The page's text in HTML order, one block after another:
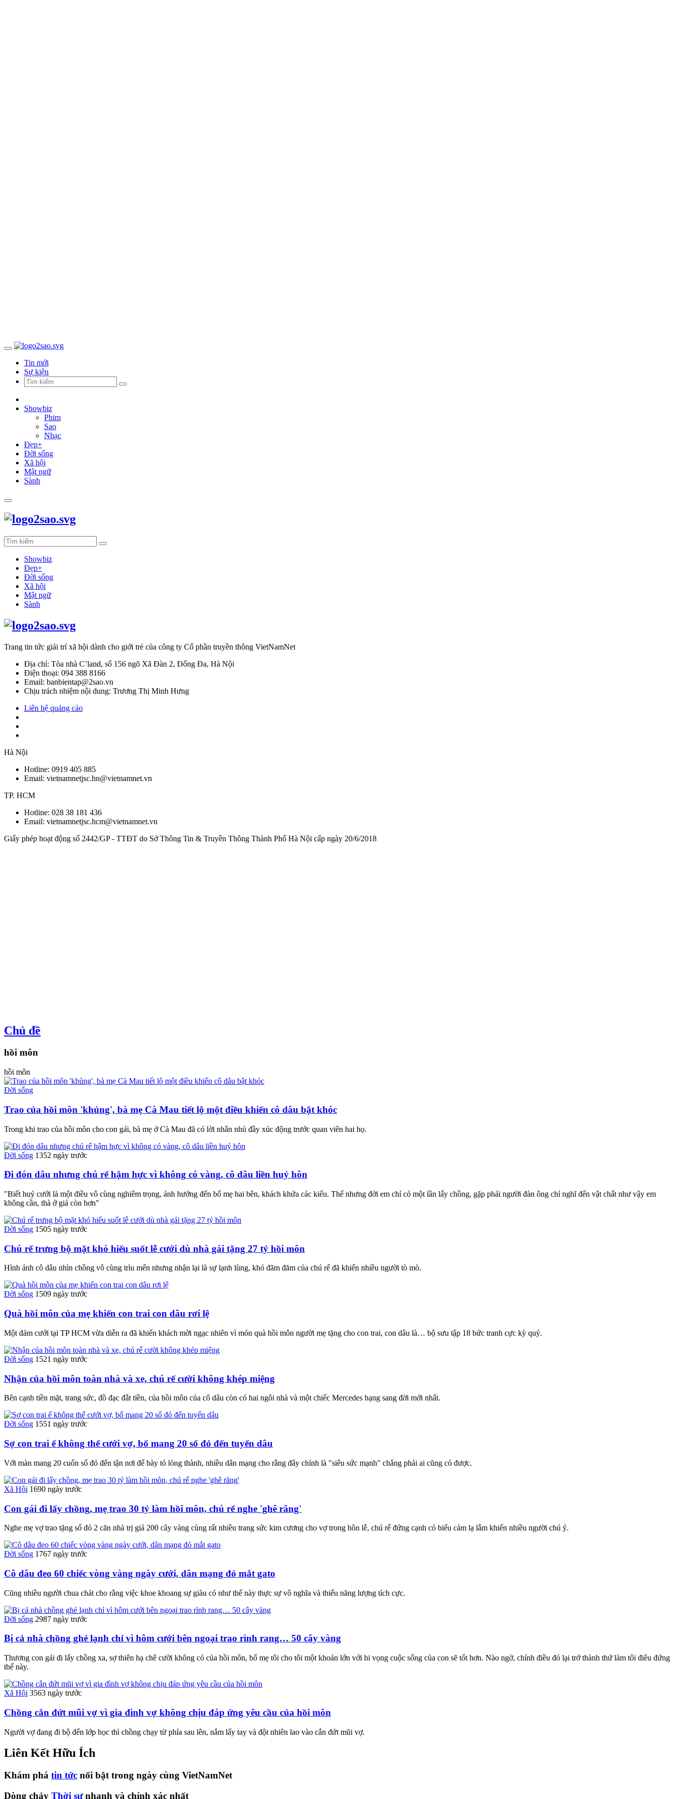
Tin mới
Sự kiện
Showbiz
Phim
Sao
Nhạc
Đẹp+
Đời sống
Xã hội
Mật ngữ
Sành
Showbiz
Đẹp+
Đời sống
Xã hội
Mật ngữ
Sành
Trang tin tức giải trí xã hội dành cho giới trẻ của công ty Cổ phần truyền thông VietNamNet
Địa chỉ: Tòa nhà C’land, số 156 ngõ Xã Đàn 2, Đống Đa, Hà Nội
Điện thoại: 094 388 8166
Email: banbientap@2sao.vn
Chịu trách nhiệm nội dung: Trương Thị Minh Hưng
Liên hệ quảng cáo
Hà Nội
Hotline: 0919 405 885
Email: vietnamnetjsc.hn@vietnamnet.vn
TP. HCM
Hotline: 028 38 181 436
Email: vietnamnetjsc.hcm@vietnamnet.vn
Giấy phép hoạt động số 2442/GP - TTĐT do Sở Thông Tin & Truyền Thông Thành Phố Hà Nội cấp ngày 20/6/2018
Chủ đề
hồi môn
hồi môn
Đời sống
Trao của hồi môn 'khủng', bà mẹ Cà Mau tiết lộ một điều khiến cô dâu bật khóc
Trong khi trao của hồi môn cho con gái, bà mẹ ở Cà Mau đã có lời nhắn nhủ đầy xúc động trước quan viên hai họ.
Đời sống 1352 ngày trước
Đi đón dâu nhưng chú rể hậm hực vì không có vàng, cô dâu liền huỷ hôn
"Biết huỷ cưới là một điều vô cùng nghiêm trọng, ảnh hưởng đến bố mẹ hai bên, khách khứa các kiểu. Thế nhưng đời em chỉ có một lần lấy chồng, gặp phải người đàn ông chỉ nghĩ đến vật chất như vậy em
không cần, thà ở giá còn hơn"
Đời sống 1505 ngày trước
Chú rể trưng bộ mặt khó hiểu suốt lễ cưới dù nhà gái tặng 27 tỷ hồi môn
Hình ảnh cô dâu nhìn chồng vô cùng trìu mến nhưng nhận lại là sự lạnh lùng, khó đăm đăm của chú rể đã khiến nhiều người tò mò.
Đời sống 1509 ngày trước
Quà hồi môn của mẹ khiến con trai con dâu rơi lệ
Một đám cưới tại TP HCM vừa diễn ra đã khiến khách mời ngạc nhiên vì món quà hồi môn người mẹ tặng cho con trai, con dâu là… bộ sưu tập 18 bức tranh cực kỳ quý.
Đời sống 1521 ngày trước
Nhận của hồi môn toàn nhà và xe, chú rể cười không khép miệng
Bên cạnh tiền mặt, trang sức, đồ đạc đắt tiền, của hồi môn của cô dâu còn có hai ngôi nhà và một chiếc Mercedes hạng sang đời mới nhất.
Đời sống 1551 ngày trước
Sợ con trai ế không thể cưới vợ, bố mang 20 sổ đỏ đến tuyển dâu
Với màn mang 20 cuốn sổ đỏ đến tận nơi để bày tỏ lòng thành, nhiều dân mạng cho rằng đây chính là "siêu sức mạnh" chẳng phải ai cũng có được.
Xã Hội 1690 ngày trước
Con gái đi lấy chồng, mẹ trao 30 tỷ làm hồi môn, chú rể nghe 'ghê răng'
Nghe mẹ vợ trao tặng sổ đỏ 2 căn nhà trị giá 200 cây vàng cùng rất nhiều trang sức kim cương cho vợ trong hôn lễ, chú rể đứng cạnh có biểu cảm lạ lẫm khiến nhiều người chú ý.
Đời sống 1767 ngày trước
Cô dâu đeo 60 chiếc vòng vàng ngày cưới, dân mạng đỏ mắt gato
Cũng nhiều người chua chát cho rằng việc khoe khoang sự giàu có như thế này thực sự vô nghĩa và thiếu năng lượng tích cực.
Đời sống 2987 ngày trước
Bị cả nhà chồng ghẻ lạnh chỉ vì hôm cưới bên ngoại trao rình rang… 50 cây vàng
Thương con gái đi lấy chồng xa, sợ thiên hạ chê cười không có của hồi môn, bố mẹ tôi cho tôi một khoản lớn với hi vọng cuộc sống của con sẽ tốt hơn. Nào ngờ, chính điều đó lại trở thành thứ làm tôi điêu đứng
thế này.
Xã Hội 3563 ngày trước
Chồng cắn đứt mũi vợ vì gia đình vợ không chịu đáp ứng yêu cầu của hồi môn
Người vợ đang đi bộ đến lớp học thì chồng chạy từ phía sau lên, nắm lấy tay và đột nhiên lao vào cắn đứt mũi vợ.
Liên Kết Hữu Ích
Khám phá tin tức nổi bật trong ngày cùng VietNamNet
Dòng chảy Thời sựnhanh và chính xác nhất